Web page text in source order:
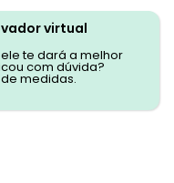
virtual
te dará a melhor
com dúvida?
medidas.